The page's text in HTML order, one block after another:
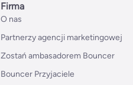
Firma
O nas
Partnerzy agencji marketingowej
Zostań ambasadorem Bouncer
Bouncer Przyjaciele